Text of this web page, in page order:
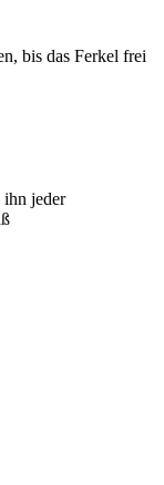
bis das Ferkel frei
ihn jeder